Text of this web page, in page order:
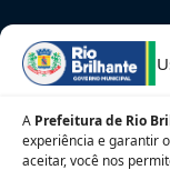
A Prefeitura de Rio
experiência e garantir
aceitar, você nos